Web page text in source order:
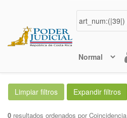
0 resultados ordenados por Coincidencia